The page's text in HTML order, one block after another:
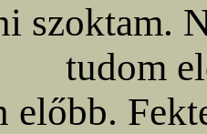
szoktam.
tudom
előbb.